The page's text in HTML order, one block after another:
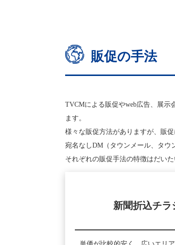
販促の手法
TVCMによる販促やweb広告、展示
ます。
様々な販促方法がありますが、販
宛名なしDM（タウンメール、タウ
それぞれの販促手法の特徴はだい
新聞折込チラ